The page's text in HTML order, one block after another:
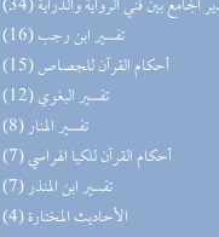
(16) تفسير ابن رجب
(15) أحكام القرآن للجصاص
(12) تفسير البغوي
(8) تفسير المنار
(7) أحكام القرآن للكيا الهراسي
(7) تفسير ابن المنذر
(4) الأحاديث المختارة